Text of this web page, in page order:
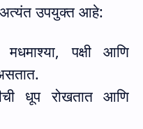
अत्यंत उपयुक्त आहे:
,पक्षी आणि
धूप रोखतात आणि